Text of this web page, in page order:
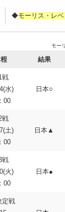
◆モーリス・レ
モー
結果
戦
水)
00
日本○
戦
土)
00
日本▲
戦
火)
00
日本●
定戦